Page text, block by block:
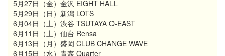
5月27日（金）金沢 EIGHT HALL
5月29日（日）新潟 LOTS
6月04日（土）渋谷 TSUTAYA O-EAST
6月11日（土）仙台 Rensa
6月13日（月）盛岡 CLUB CHANGE WAVE
6月15日（水）青森 Quarter